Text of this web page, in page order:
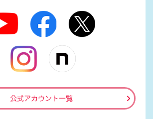
公式アカウント一覧